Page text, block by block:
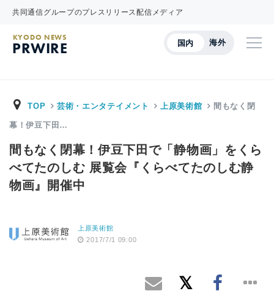
共同通信グループのプレスリリース配信メディア
国内 海外
KYODO NEWS
PRWIRE
TOP 芸術・エンタテイメント 上原美術館 間もなく閉
幕！伊豆下田…
間もなく閉幕！伊豆下田で「静物画」をくら
べてたのしむ 展覧会『くらべてたのしむ静
物画』開催中
上原美術館
2017/7/1 09:00